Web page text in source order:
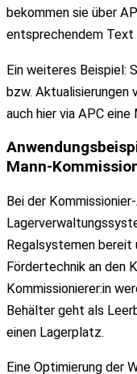
bekommen sie über
entsprechendem Text
Ein weiteres Beispiel:
bzw. Aktualisierungen
auch hier via APC
Mann-
Bei der
Regalsystemen bereit
Fördertechnik an den
Kommissionierer:in
Behälter geht als
einen Lagerplatz.
Eine Optimierung der